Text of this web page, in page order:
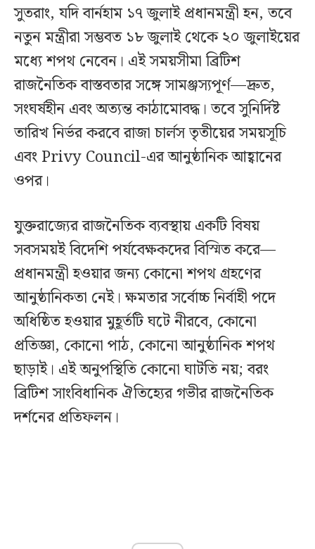
সুতরাং, যদি বার্নহাম ১৭ জুলাই প্রধানমন্ত্রী হন, তবে
নতুন মন্ত্রীরা সম্ভবত ১৮ জুলাই থেকে ২০ জুলাইয়ের
মধ্যে শপথ নেবেন। এই সময়সীমা ব্রিটিশ
রাজনৈতিক বাস্তবতার সঙ্গে সামঞ্জস্যপূর্ণ—দ্রুত,
সংঘর্ষহীন এবং অত্যন্ত কাঠামোবদ্ধ। তবে সুনির্দিষ্ট
তারিখ নির্ভর করবে রাজা চার্লস তৃতীয়ের সময়সূচি
এবং Privy Council-এর আনুষ্ঠানিক আহ্বানের
ওপর।
যুক্তরাজ্যের রাজনৈতিক ব্যবস্থায় একটি বিষয়
সবসময়ই বিদেশি পর্যবেক্ষকদের বিস্মিত করে—
প্রধানমন্ত্রী হওয়ার জন্য কোনো শপথ গ্রহণের
আনুষ্ঠানিকতা নেই। ক্ষমতার সর্বোচ্চ নির্বাহী পদে
অধিষ্ঠিত হওয়ার মুহূর্তটি ঘটে নীরবে, কোনো
প্রতিজ্ঞা, কোনো পাঠ, কোনো আনুষ্ঠানিক শপথ
ছাড়াই। এই অনুপস্থিতি কোনো ঘাটতি নয়; বরং
ব্রিটিশ সাংবিধানিক ঐতিহ্যের গভীর রাজনৈতিক
দর্শনের প্রতিফলন।